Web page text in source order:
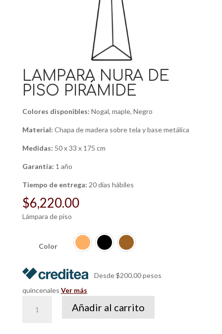
LÁMPARA NURA DE
PISO PIRÁMIDE
Colores disponibles: Nogal, maple, Negro
Material: Chapa de madera sobre tela y base metálica
Medidas: 50 x 33 x 175 cm
Garantía: 1 año
Tiempo de entrega: 20 días hábiles
$6,220.00
Lámpara de piso
Color
Desde $200.00 pesos
quincenales Ver más
Nura
Añadir al carrito